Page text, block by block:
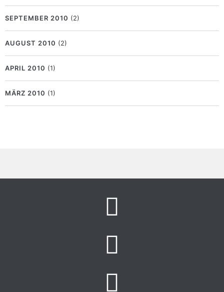
SEPTEMBER 2010 (2)
AUGUST 2010 (2)
APRIL 2010 (1)
MÄRZ 2010 (1)